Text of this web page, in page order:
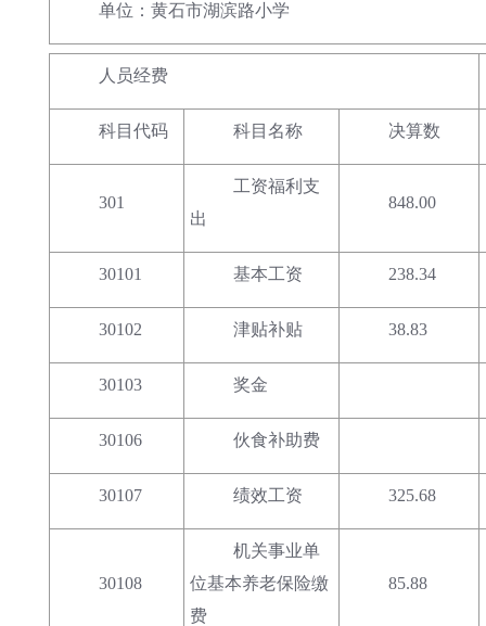
单位：黄石市湖滨路小学
人员经费
科目代码 科目名称 决算数
301
工资福利支
出
848.00
30101 基本工资 238.34
30102 津贴补贴 38.83
30103 奖金
30106 伙食补助费
30107 绩效工资 325.68
30108
机关事业单
位基本养老保险缴
费
85.88